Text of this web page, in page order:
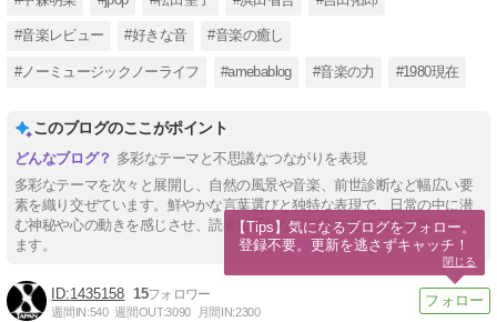
#音楽レビュー #好きな音 #音楽の癒し
#ノーミュージックノーライフ #amebablog #音楽の力 #1980現在
このブログのここがポイント
多彩なテーマと不思議なつながりを表現
多彩なテーマを次々と展開し、自然の風景や音楽、前世診断など幅広い要
素を織り交ぜています。鮮やかな言葉選びと独特な表現で、日常の中に潜
む神秘や心の動きを感じさせ、読者に新たな気づきを促す工夫を施してい
ます。
1435158 15
週間IN:540 週間OUT:3090 月間IN:2300
【Tips】気になるブログをフォロー。
登録不要。更新を逃さずキャッチ！
閉じる